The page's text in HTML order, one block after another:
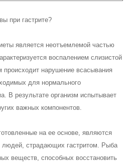
является неотъемлемой частью
воспалением слизистой
нарушение всасывания
для нормального
В результате организм испытывает
важных компонентов.
на ее основе, являются
людей, страдающих гастритом. Рыба
веществ, способных восстановить